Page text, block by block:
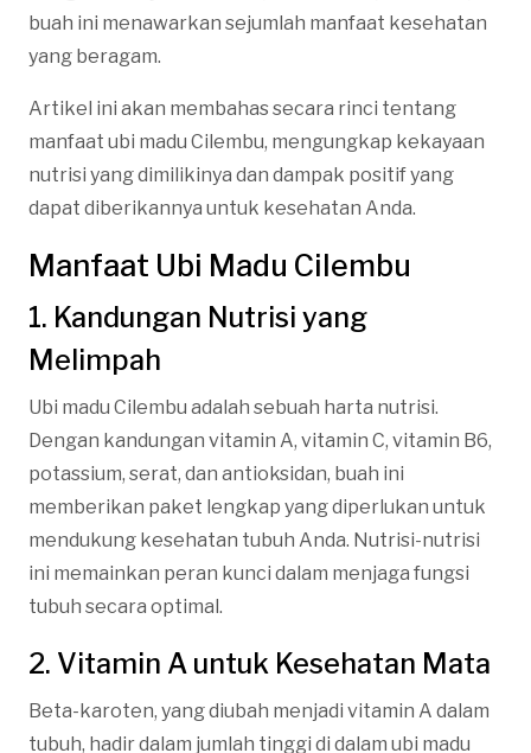
buah ini menawarkan sejumlah manfaat kesehatan
yang beragam.
Artikel ini akan membahas secara rinci tentang
manfaat ubi madu Cilembu, mengungkap kekayaan
nutrisi yang dimilikinya dan dampak positif yang
dapat diberikannya untuk kesehatan Anda.
Manfaat Ubi Madu Cilembu
1. Kandungan Nutrisi yang
Melimpah
Ubi madu Cilembu adalah sebuah harta nutrisi.
Dengan kandungan vitamin A, vitamin C, vitamin B6,
potassium, serat, dan antioksidan, buah ini
memberikan paket lengkap yang diperlukan untuk
mendukung kesehatan tubuh Anda. Nutrisi-nutrisi
ini memainkan peran kunci dalam menjaga fungsi
tubuh secara optimal.
2. Vitamin A untuk Kesehatan Mata
Beta-karoten, yang diubah menjadi vitamin A dalam
tubuh, hadir dalam jumlah tinggi di dalam ubi madu